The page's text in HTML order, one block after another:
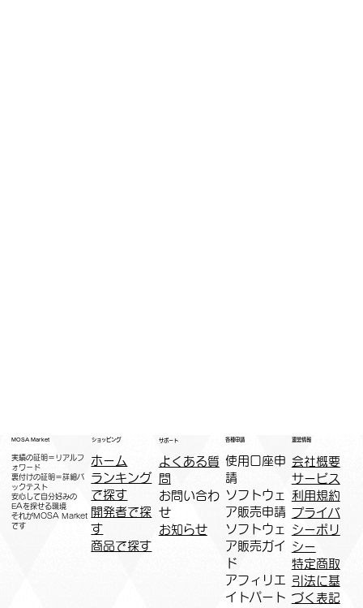
MOSA Market
実績の証明＝リアルフ
ォワード
裏付けの証明＝詳細バ
ックテスト
安心して自分好みの
EAを探せる環境
​それがMOSA Market
です
ショッピング
ホーム
ランキング
で探す
開発者で探
す
商品で探す
サポート
よくある質
問
お問い合わ
せ
お知らせ
各種申請
​使用口座申
請
ソフトウェ
ア販売申請
ソフトウェ
ア販売ガイ
ド
アフィリエ
イトパート
運営情報
会社概要
サービス
利用規約
プライバ
シーポリ
シー
特定商取
引法に基
づく表記